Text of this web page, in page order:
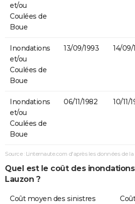
et/ou
Coulées de
Boue
Inondations
et/ou
Coulées de
Boue
13/09/1993 14/09/
Inondations
et/ou
Coulées de
Boue
06/11/1982 10/11/
Source : Linternaute.com d'après les données de la
Quel est le coût des
Lauzon ?
Coût moyen des sinistres